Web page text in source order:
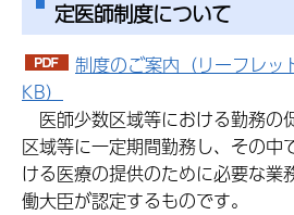
定医師制度について
制度のご案内（リーフレ
KB）
医師少数区域等における勤務の
区域等に一定期間勤務し、その中
ける医療の提供のために必要な業
働大臣が認定するものです。